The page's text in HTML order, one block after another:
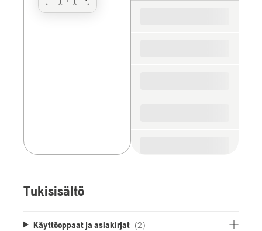
Tukisisältö
Käyttöoppaat ja asiakirjat (2)